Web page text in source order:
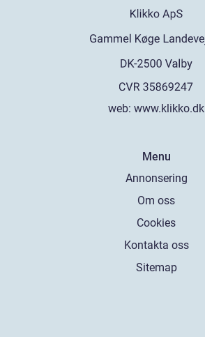
web: www.klikko.dk
Menu
Annonsering
Om oss
Cookies
Kontakta oss
Sitemap